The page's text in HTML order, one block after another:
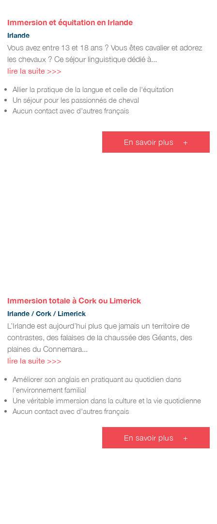
Immersion et équitation en Irlande
Irlande
Vous avez entre 13 et 18 ans ? Vous êtes cavalier et adorez
les chevaux ? Ce séjour linguistique dédié à...
lire la suite >>>
Allier la pratique de la langue et celle de l'équitation
Un séjour pour les passionnés de cheval
Aucun contact avec d'autres français
En savoir plus +
Immersion totale à Cork ou Limerick
Irlande / Cork / Limerick
L’Irlande est aujourd’hui plus que jamais un territoire de
contrastes, des falaises de la chaussée des Géants, des
plaines du Connemara...
lire la suite >>>
Améliorer son anglais en pratiquant au quotidien dans
l'environnement familial
Une véritable immersion dans la culture et la vie quotidienne
Aucun contact avec d'autres français
En savoir plus +